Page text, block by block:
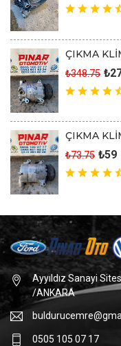
ÇIKMA
₺348.75
ÇIKMA
₺73.75 ₺59
Ayyıldız Sanayi
/ANKARA
0505 105 07 17